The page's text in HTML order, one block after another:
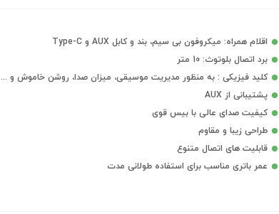
اقلام همراه: میکروفون بی سیم، بند و کابل AUX و Type-C
برد اتصال بلوتوث: 10 متر
کلید فیزیکی : به منظور مدیریت موسیقی، میزان صدا، روشن خاموش و ...
پشتیبانی از AUX
کیفیت صدای عالی با بیس قوی
طراحی زیبا و مقاوم
قابلیت های اتصال متنوع
عمر باتری مناسب برای استفاده طولانی مدت